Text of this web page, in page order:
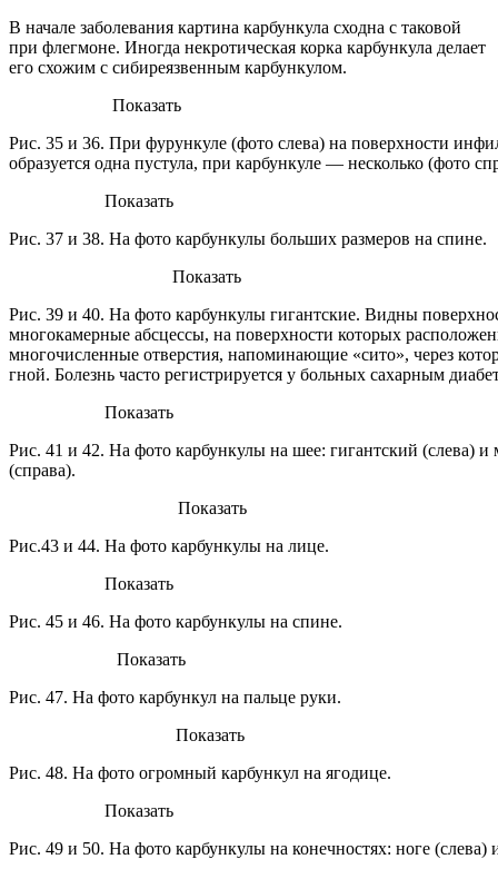
В начале заболевания картина карбункула сходна с таковой
при флегмоне. Иногда некротическая корка карбункула делает
его схожим с сибиреязвенным карбункулом.
Показать
Рис. 35 и 36. При фурункуле (фото слева) на поверхности
образуется одна пустула, при карбункуле — несколько (фото
Показать
Рис. 37 и 38. На фото карбункулы больших размеров на спине.
Показать
Рис. 39 и 40. На фото карбункулы гигантские. Видны
многокамерные абсцессы, на поверхности которых
многочисленные отверстия, напоминающие «сито», через
гной. Болезнь часто регистрируется у больных сахарным
Показать
Рис. 41 и 42. На фото карбункулы на шее: гигантский (слева)
(справа).
Показать
Рис.43 и 44. На фото карбункулы на лице.
Показать
Рис. 45 и 46. На фото карбункулы на спине.
Показать
Рис. 47. На фото карбункул на пальце руки.
Показать
Рис. 48. На фото огромный карбункул на ягодице.
Показать
Рис. 49 и 50. На фото карбункулы на конечностях: ноге (слева)